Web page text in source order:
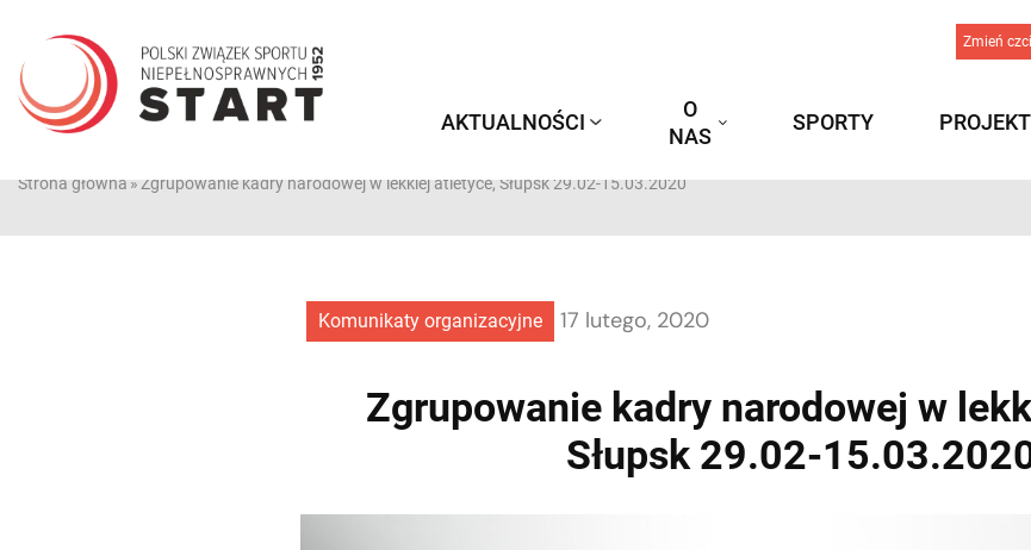
treści
Zmień
AKTUALNOŚCI
O
NAS
SPORTY
Strona główna»Zgrupowanie kadry narodowej w lekkiej atletyce, Słupsk 29.02-15.03.2020
Komunikaty organizacyjne 17 lutego, 2020
Zgrupowanie kadry narodowej w
Słupsk 29.02-